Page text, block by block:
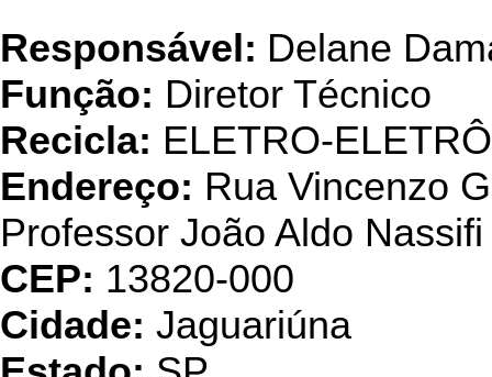
Responsável: Delane
Função: Diretor Técnico
Recicla: ELETRO-
Endereço: Rua Vincenzo
Professor João Aldo
CEP: 13820-000
Cidade: Jaguariúna